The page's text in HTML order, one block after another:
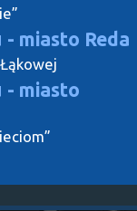
- miasto Reda
- miasto